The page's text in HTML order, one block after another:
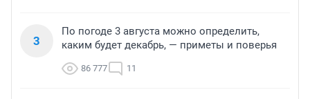
3
По погоде 3 августа можно определить,
каким будет декабрь, — приметы и поверья
86 777 11